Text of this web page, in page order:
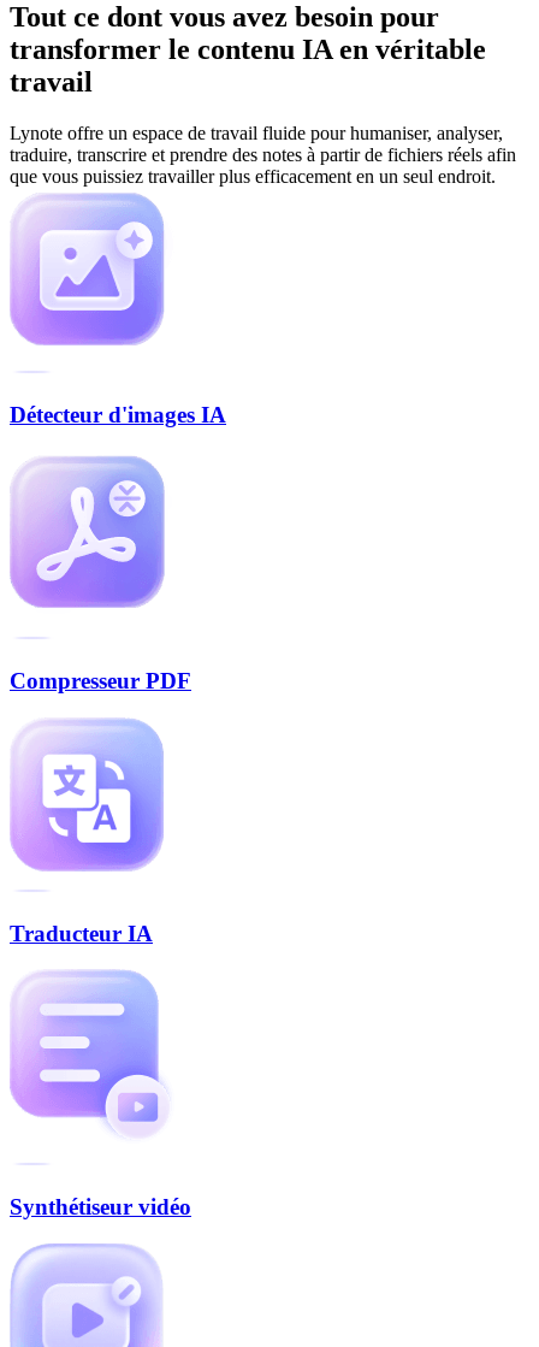
Tout ce dont vous avez besoin pour
transformer le contenu IA en véritable
travail
Lynote offre un espace de travail fluide pour humaniser, analyser,
traduire, transcrire et prendre des notes à partir de fichiers réels afin
que vous puissiez travailler plus efficacement en un seul endroit.
Détecteur d'images IA
Compresseur PDF
Traducteur IA
Synthétiseur vidéo